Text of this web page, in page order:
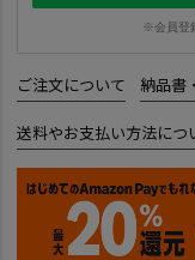
※会員登
ご注文について 納品書
送料やお支払い方法につ